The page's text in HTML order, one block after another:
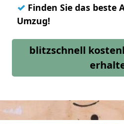
✓ Finden Sie das beste
Umzug!
blitzschnell